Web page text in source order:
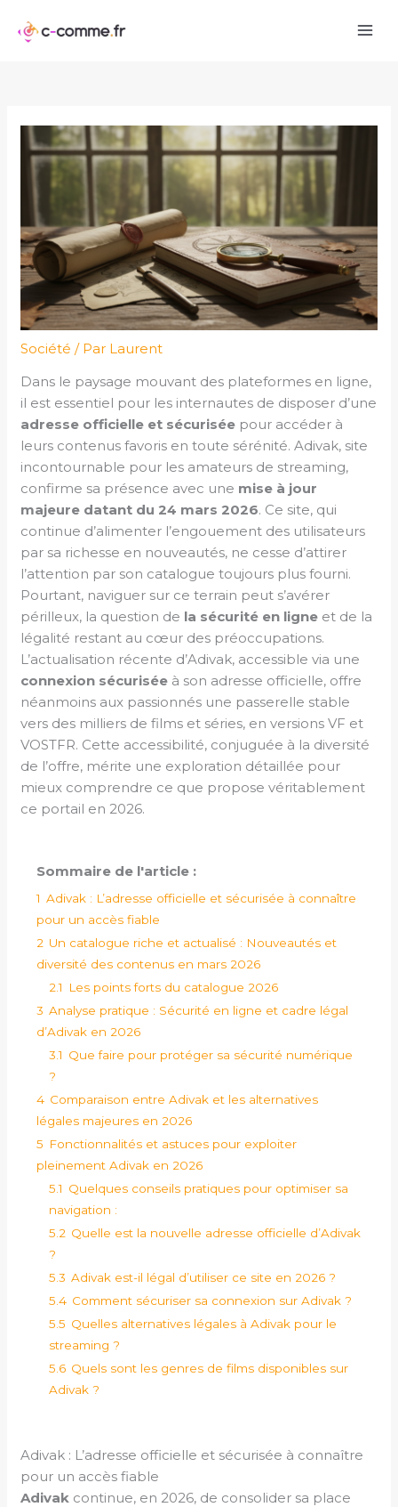
Société / Par Laurent
Dans le paysage mouvant des plateformes en ligne,
il est essentiel pour les internautes de disposer d’une
adresse officielle et sécurisée pour accéder à
leurs contenus favoris en toute sérénité. Adivak, site
incontournable pour les amateurs de streaming,
confirme sa présence avec une mise à jour
majeure datant du 24 mars 2026. Ce site, qui
continue d’alimenter l’engouement des utilisateurs
par sa richesse en nouveautés, ne cesse d’attirer
l’attention par son catalogue toujours plus fourni.
Pourtant, naviguer sur ce terrain peut s’avérer
périlleux, la question de la sécurité en ligne et de la
légalité restant au cœur des préoccupations.
L’actualisation récente d’Adivak, accessible via une
connexion sécurisée à son adresse officielle, offre
néanmoins aux passionnés une passerelle stable
vers des milliers de films et séries, en versions VF et
VOSTFR. Cette accessibilité, conjuguée à la diversité
de l’offre, mérite une exploration détaillée pour
mieux comprendre ce que propose véritablement
ce portail en 2026.
Sommaire de l'article :
1 Adivak : L’adresse officielle et sécurisée à connaître
pour un accès fiable
2 Un catalogue riche et actualisé : Nouveautés et
diversité des contenus en mars 2026
2.1
Les points forts du catalogue 2026
3 Analyse pratique : Sécurité en ligne et cadre légal
d’Adivak en 2026
3.1 Que faire pour protéger sa sécurité numérique
?
4 Comparaison entre Adivak et les alternatives
légales majeures en 2026
5 Fonctionnalités et astuces pour exploiter
pleinement Adivak en 2026
5.1 Quelques conseils pratiques pour optimiser sa
navigation :
5.2 Quelle est la nouvelle adresse officielle d’Adivak
?
5.3 Adivak est-il légal d’utiliser ce site en 2026 ?
5.4 Comment sécuriser sa connexion sur Adivak ?
5.5 Quelles alternatives légales à Adivak pour le
streaming ?
5.6 Quels sont les genres de films disponibles sur
Adivak ?
Adivak : L’adresse officielle et sécurisée à connaître
pour un accès fiable
Adivak continue, en 2026, de consolider sa place